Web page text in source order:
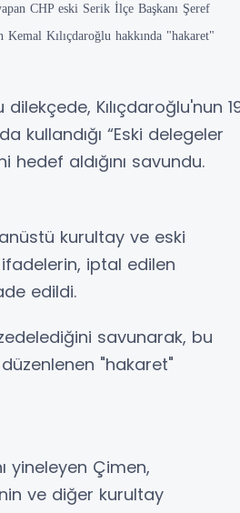
CHP eski Serik İlçe Başkanı Şeref
Kılıçdaroğlu hakkında "hakaret"
Kılıçdaroğlu'nun
kullandığı “Eski delegeler
aldığını savundu.
kurultay ve eski
iptal edilen
edildi.
savunarak, bu
"hakaret"
yineleyen Çimen,
ve diğer kurultay